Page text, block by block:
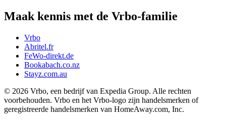
Maak kennis met de Vrbo-familie
Vrbo
Abritel.fr
FeWo-direkt.de
Bookabach.co.nz
Stayz.com.au
© 2026 Vrbo, een bedrijf van Expedia Group. Alle rechten
voorbehouden. Vrbo en het Vrbo-logo zijn handelsmerken of
geregistreerde handelsmerken van HomeAway.com, Inc.